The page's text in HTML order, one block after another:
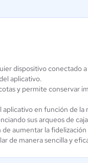
Vet Cloud
Aún sin
dispositivo conectado
aplicativo.
y permite conservar
en función de la
sus arqueos de
de aumentar la
de manera sencilla y